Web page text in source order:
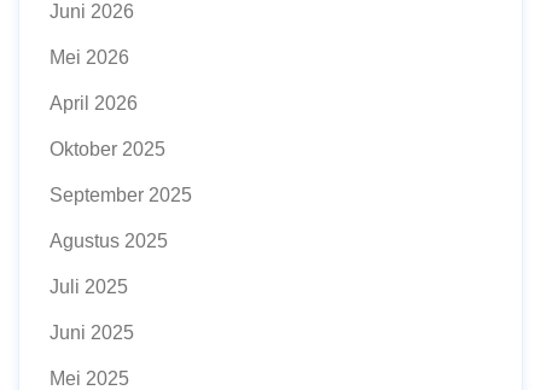
Juni 2026
Mei 2026
April 2026
Oktober 2025
September 2025
Agustus 2025
Juli 2025
Juni 2025
Mei 2025